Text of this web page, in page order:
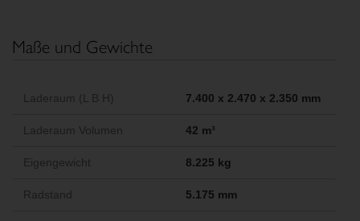
Maße und Gewichte
Laderaum (L B H) 7.400 x 2.470 x 2.350 mm
Laderaum Volumen 42 m³
Eigengewicht 8.225 kg
Radstand 5.175 mm